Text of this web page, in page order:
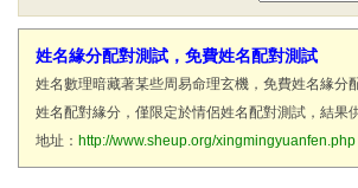
姓名緣分配對測試，免費姓名配對測試
姓名數理暗藏著某些周易命理玄機，免費姓名緣
姓名配對緣分，僅限定於情侶姓名配對測試，結果
地址： http://www.sheup.org/xingmingyuanfen.php